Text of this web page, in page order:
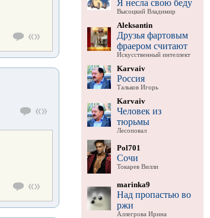
Я несла свою беду
Высоцкий Владимир
Aleksantin
Друзья фартовым
фраером считают
Искусственный интеллект
Karvaiv
Россия
Тальков Игорь
Karvaiv
Человек из
тюрьмы
Лесоповал
Pol701
Сочи
Токарев Вилли
marinka9
Над пропастью во
ржи
Аллегрова Ирина